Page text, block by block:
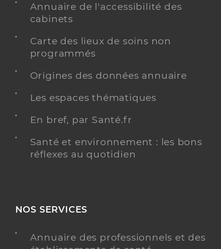
Annuaire de l'accessibilité des
cabinets
Carte des lieux de soins non
programmés
Origines des données annuaire
Les espaces thématiques
En bref, par Santé.fr
Santé et environnement : les bons
réflexes au quotidien
NOS SERVICES
Annuaire des professionnels et des